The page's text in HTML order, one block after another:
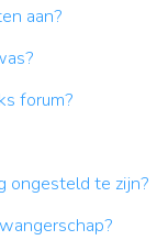
aan?
forum?
ongesteld te zijn?